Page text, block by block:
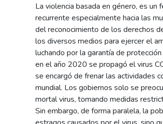
La violencia basada en género, es
recurrente especialmente hacia las
del reconocimiento de los derechos
los diversos medios para ejercer el
luchando por la garantía de
en el año 2020 se propagó el virus
se encargó de frenar las actividades
mundial. Los gobiernos solo se
mortal virus, tomando medidas
Sin embargo, de forma paralela, la